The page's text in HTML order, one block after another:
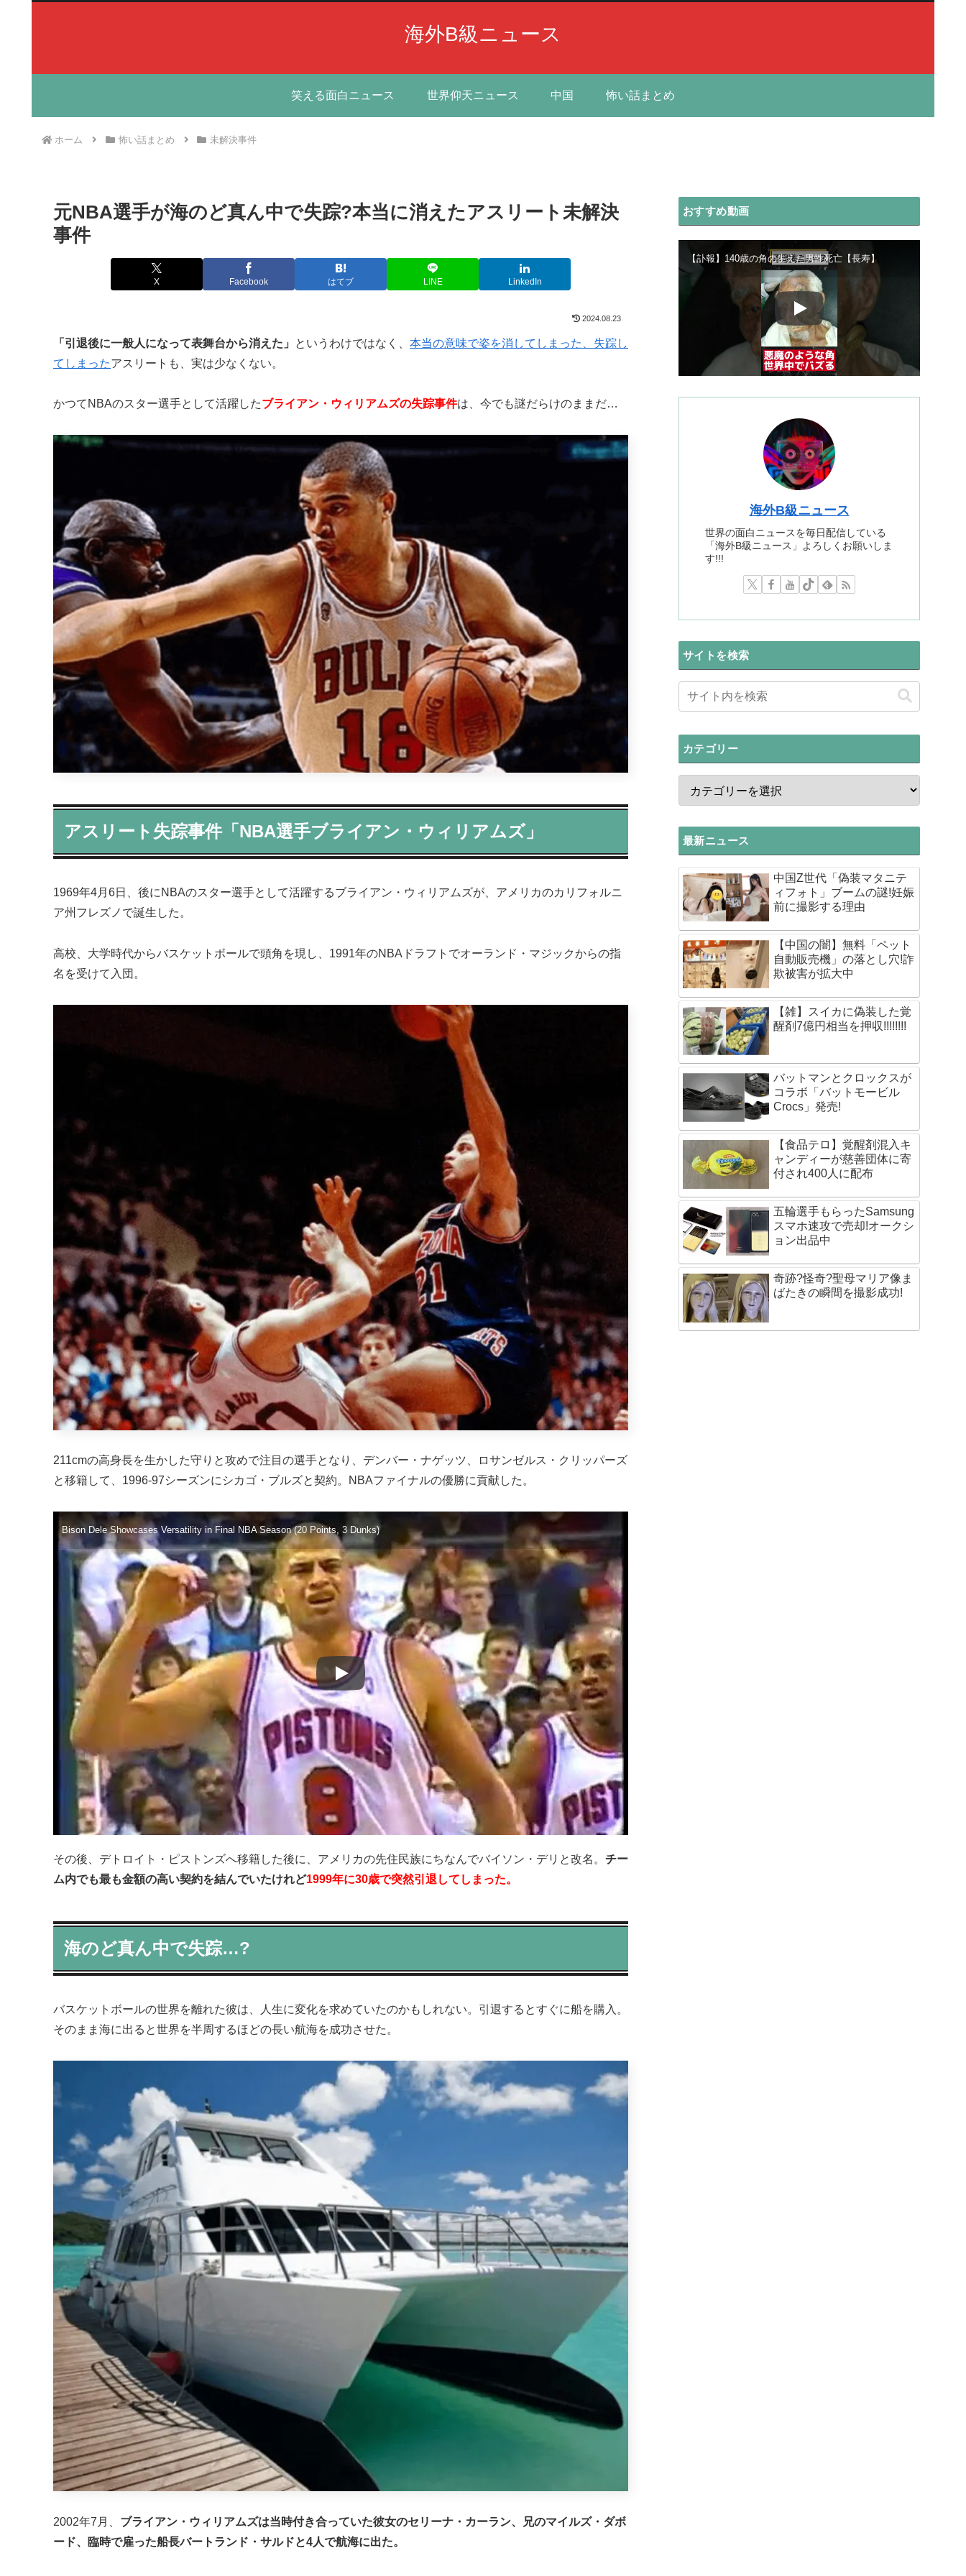
海外B級ニュース
笑える面白ニュース 世界仰天ニュース 中国 怖い話まとめ
ホーム 怖い話まとめ 未解決事件
元NBA選手が海のど真ん中で失踪?本当に消えたアスリート未解決
事件
X Facebook はてブ LINE LinkedIn
2024.08.23
「引退後に一般人になって表舞台から消えた」 というわけではなく、 本当の意味で姿を消してしまった、失踪し
てしまったアスリートも、実は少なくない。
かつてNBAのスター選手として活躍したブライアン・ウィリアムズの失踪事件は、今でも謎だらけのままだ…
アスリート失踪事件「NBA選手ブライアン・ウィリアムズ」
1969年4月6日、後にNBAのスター選手として活躍するブライアン・ウィリアムズが、アメリカのカリフォルニ
ア州フレズノで誕生した。
高校、大学時代からバスケットボールで頭角を現し、1991年のNBAドラフトでオーランド・マジックからの指
名を受けて入団。
211cmの高身長を生かした守りと攻めで注目の選手となり、デンバー・ナゲッツ、ロサンゼルス・クリッパーズ
と移籍して、1996-97シーズンにシカゴ・ブルズと契約。NBAファイナルの優勝に貢献した。
Bison Dele Showcases Versatility in Final NBA Season (20 Points, 3 Dunks)
その後、デトロイト・ピストンズへ移籍した後に、アメリカの先住民族にちなんでバイソン・デリと改名。 チー
ム内でも最も金額の高い契約を結んでいたけれど1999年に30歳で突然引退してしまった。
海のど真ん中で失踪…?
バスケットボールの世界を離れた彼は、人生に変化を求めていたのかもしれない。引退するとすぐに船を購入。
そのまま海に出ると世界を半周するほどの長い航海を成功させた。
2002年7月、 ブライアン・ウィリアムズは当時付き合っていた彼女のセリーナ・カーラン、兄のマイルズ・ダボ
ード、臨時で雇った船長バートランド・サルドと4人で航海に出た。
おすすめ動画
【訃報】140歳の角の生えた男性死亡【長寿】
海外B級ニュース
世界の面白ニュースを毎日配信している
「海外B級ニュース」よろしくお願いしま
す!!!
サイトを検索
カテゴリー
最新ニュース
中国Z世代「偽装マタニテ
ィフォト」ブームの謎!妊娠
前に撮影する理由
【中国の闇】無料「ペット
自動販売機」の落とし穴!詐
欺被害が拡大中
【雑】スイカに偽装した覚
醒剤7億円相当を押収!!!!!!!!
バットマンとクロックスが
コラボ「バットモービル
Crocs」発売!
【食品テロ】覚醒剤混入キ
ャンディーが慈善団体に寄
付され400人に配布
五輪選手もらったSamsung
スマホ速攻で売却!オークシ
ョン出品中
奇跡?怪奇?聖母マリア像ま
ばたきの瞬間を撮影成功!